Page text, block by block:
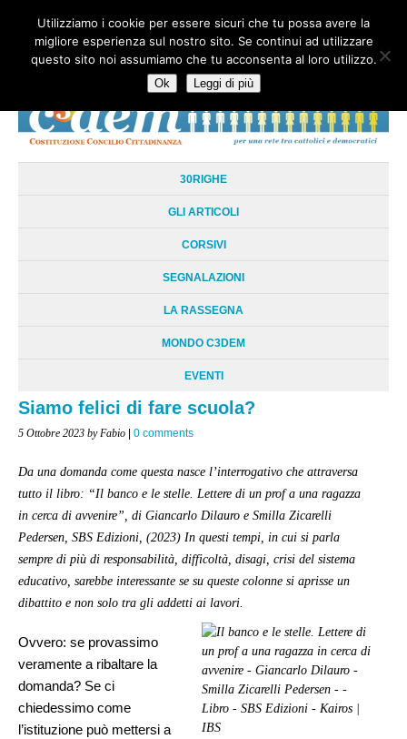
HOME CHI SIAMO LA RETE LE RADICI DOCUMENTAZIONE
AREE TEMATICHE
30RIGHE
GLI ARTICOLI
CORSIVI
SEGNALAZIONI
LA RASSEGNA
MONDO C3DEM
EVENTI
Siamo felici di fare scuola?
5 Ottobre 2023 by Fabio | 0 comments
Da una domanda come questa nasce l’interrogativo che attraversa
tutto il libro: “Il banco e le stelle. Lettere di un prof a una ragazza
in cerca di avvenire”, di Giancarlo Dilauro e Smilla Zicarelli
Pedersen, SBS Edizioni, (2023) In questi tempi, in cui si parla
sempre di più di responsabilità, difficoltà, disagi, crisi del sistema
educativo, sarebbe interessante se su queste colonne si aprisse un
dibattito e non solo tra gli addetti ai lavori.
Ovvero: se provassimo
veramente a ribaltare la
domanda? Se ci
chiedessimo come
l’istituzione può mettersi a
Utilizziamo i cookie per essere sicuri che tu possa avere la
migliore esperienza sul nostro sito. Se continui ad utilizzare
questo sito noi assumiamo che tu acconsenta al loro utilizzo.
Ok Leggi di più